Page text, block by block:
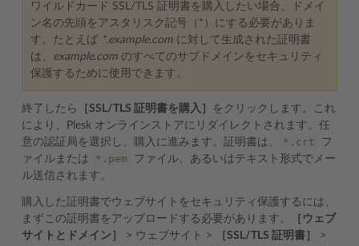
ワイルドカード SSL/TLS 証明書を購入したい場合、ドメイ
ン名の先頭をアスタリスク記号（*）にする必要がありま
す。たとえば *.example.com に対して生成された証明書
は、 example.com のすべてのサブドメインをセキュリティ
保護するために使用できます。
終了したら ［SSL/TLS 証明書を購入］
をクリックします。これ
により、Plesk オンラインストアにリダイレクトされます。任
意の認証局を選択し、購入に進みます。証明書は、
*.crt
フ
ァイルまたは
*.pem
ファイル、あるいはテキスト形式でメー
ル送信されます。
購入した証明書でウェブサイトをセキュリティ保護するには、
まずこの証明書をアップロードする必要があります。
［ウェブ
サイトとドメイン］
> ウェブサイト > ［SSL/TLS 証明書］
>